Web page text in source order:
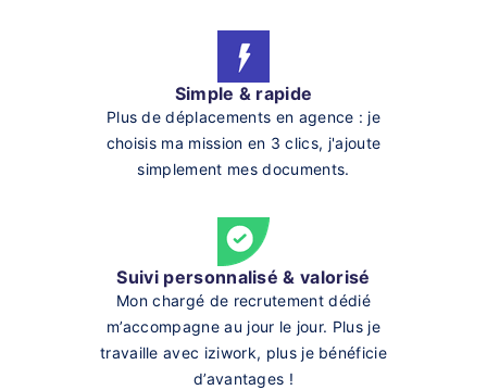
Simple & rapide
Plus de déplacements en agence : je
choisis ma mission en 3 clics, j'ajoute
simplement mes documents.
Suivi personnalisé & valorisé
Mon chargé de recrutement dédié
m’accompagne au jour le jour. Plus je
travaille avec iziwork, plus je bénéficie
d’avantages !